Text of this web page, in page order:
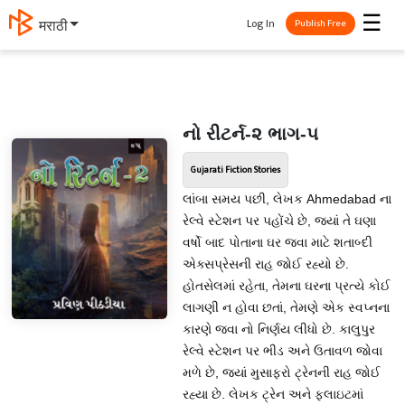
मराठी ☰
Log In Publish Free
નો રીટર્ન-૨ ભાગ-૫
Gujarati Fiction Stories
લાંબા સમય પછી, લેખક Ahmedabad ના
રેલ્વે સ્ટેશન પર પહોંચે છે, જ્યાં તે ઘણા
વર્ષો બાદ પોતાના ઘર જવા માટે શતાબ્દી
એક્સપ્રેસની રાહ જોઈ રહ્યો છે.
હોતસેલમાં રહેતા, તેમના ઘરના પ્રત્યે કોઈ
લાગણી ન હોવા છતાં, તેમણે એક સ્વપ્નના
કારણે જવા નો નિર્ણય લીધો છે. કાલુપુર
રેલ્વે સ્ટેશન પર ભીડ અને ઉતાવળ જોવા
મળે છે, જ્યાં મુસાફરો ટ્રેનની રાહ જોઈ
રહ્યા છે. લેખક ટ્રેન અને ફ્લાઇટમાં